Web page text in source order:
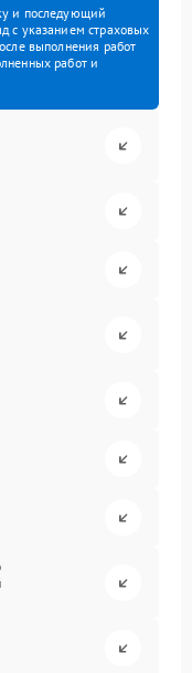
и последующий
с указанием страховых
выполнения работ
работ и